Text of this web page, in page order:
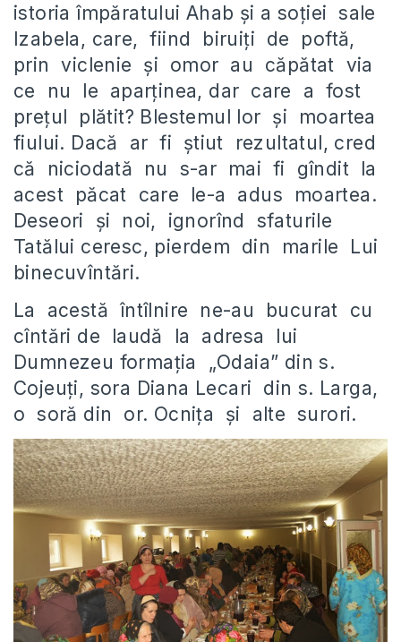
istoria împăratului Ahab şi a soţiei sale
Izabela, care, fiind biruiți de poftă,
prin viclenie şi omor au căpătat via
ce nu le aparţinea, dar care a fost
preţul plătit? Blestemul lor şi moartea
fiului. Dacă ar fi ştiut rezultatul, cred
că niciodată nu s-ar mai fi gîndit la
acest păcat care le-a adus moartea.
Deseori şi noi, ignorînd sfaturile
Tatălui ceresc, pierdem din marile Lui
binecuvîntări.
La acestă întîlnire ne-au bucurat cu
cîntări de laudă la adresa lui
Dumnezeu formaţia „Odaia” din s.
Cojeuţi, sora Diana Lecari din s. Larga,
o soră din or. Ocniţa şi alte surori.